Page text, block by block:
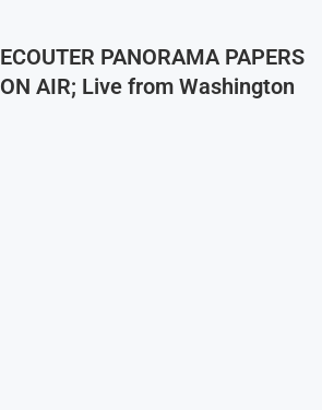
ECOUTER PANORAMA PAPERS
ON AIR; Live from Washington